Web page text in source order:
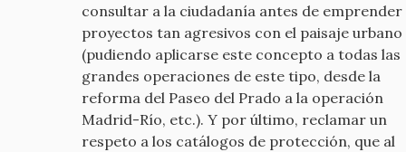
consultar a la ciudadanía antes de emprender
proyectos tan agresivos con el paisaje urbano
(pudiendo aplicarse este concepto a todas las
grandes operaciones de este tipo, desde la
reforma del Paseo del Prado a la operación
Madrid-Río, etc.). Y por último, reclamar un
respeto a los catálogos de protección, que al